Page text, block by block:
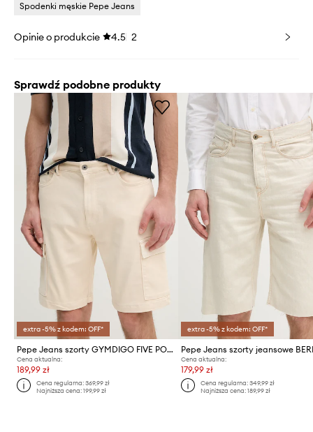
Spodenki męskie Pepe Jeans
Opinie o produkcie 4.5 2
Sprawdź podobne produkty
extra -5% z kodem: OFF*
Pepe Jeans szorty GYMDIGO FIVE POCKETS CARGO SHORT
Cena aktualna:
189,99 zł
Cena regularna:369,99 zł
Najniższa cena:199,99 zł
extra -5% z kodem: OFF*
Cena aktualna:
179,99 zł
Cena regularna: 349,99 zł
Najniższa cena: 189,99 zł